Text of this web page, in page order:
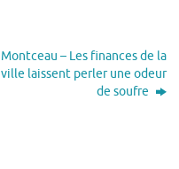
Montceau – Les finances de la
ville laissent perler une odeur
de soufre